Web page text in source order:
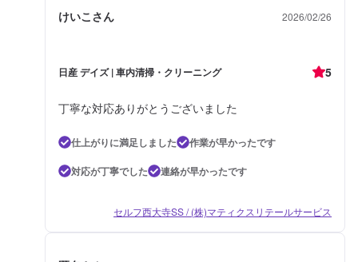
けいこさん 2026/02/26
日産 デイズ | 車内清掃・クリーニング 5
丁寧な対応ありがとうございました
仕上がりに満足しました
作業が早かったです
対応が丁寧でした
連絡が早かったです
セルフ西大寺SS / (株)マティクスリテールサービス